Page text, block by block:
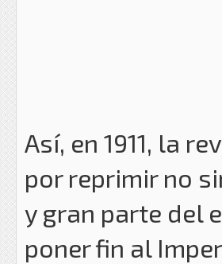
Así, en 1911, la
por reprimir no
y gran parte del
poner fin al